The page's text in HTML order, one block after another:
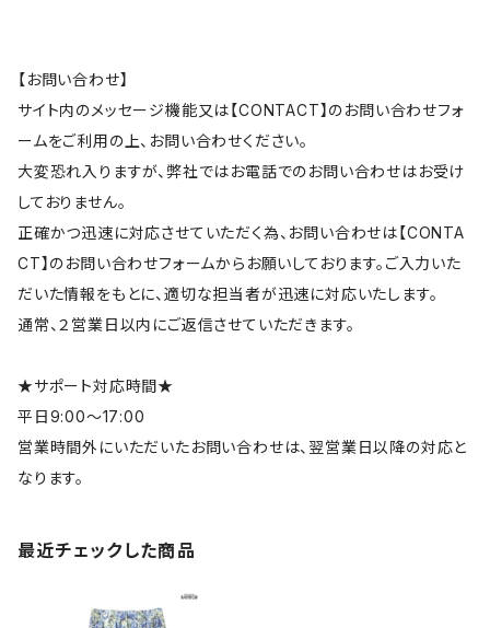
【お問い合わせ】
サイト内のメッセージ機能又は【CONTACT】のお問い合わせフォ
ームをご利用の上、お問い合わせください。
大変恐れ入りますが、弊社ではお電話でのお問い合わせはお受け
しておりません。
正確かつ迅速に対応させていただく為、お問い合わせは【CONTA
CT】のお問い合わせフォームからお願いしております。ご入力いた
だいた情報をもとに、適切な担当者が迅速に対応いたします。
通常、２営業日以内にご返信させていただきます。
★サポート対応時間★
平日9:00～17:00
営業時間外にいただいたお問い合わせは、翌営業日以降の対応と
なります。
最近チェックした商品